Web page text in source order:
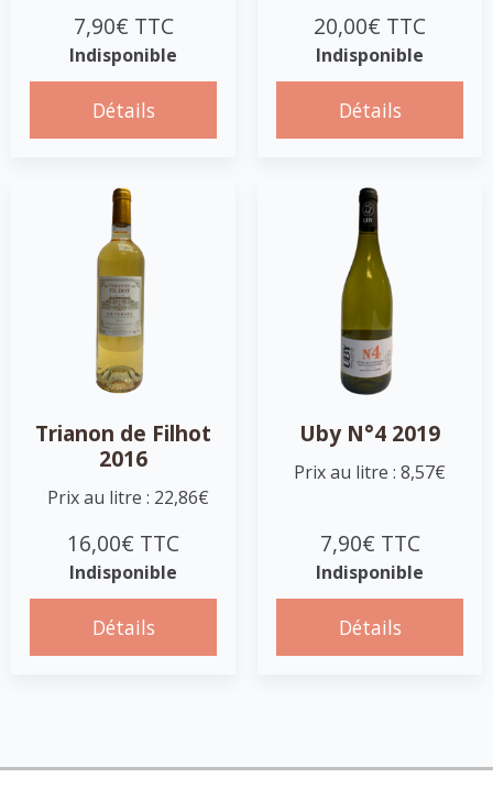
7,90€ TTC
Indisponible
Détails
20,00€ TTC
Indisponible
Détails
Trianon de Filhot
2016
Prix au litre : 22,86€
16,00€ TTC
Indisponible
Détails
Uby N°4 2019
Prix au litre : 8,57€
7,90€ TTC
Indisponible
Détails